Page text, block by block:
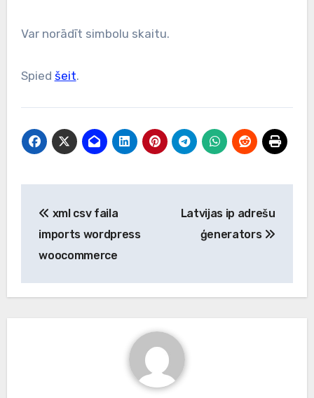
Var norādīt simbolu skaitu.
Spied šeit.
navigation
xml csv faila
imports wordpress
woocommerce
Latvijas ip adrešu
ģenerators